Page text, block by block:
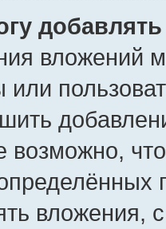
вложений
вложения,